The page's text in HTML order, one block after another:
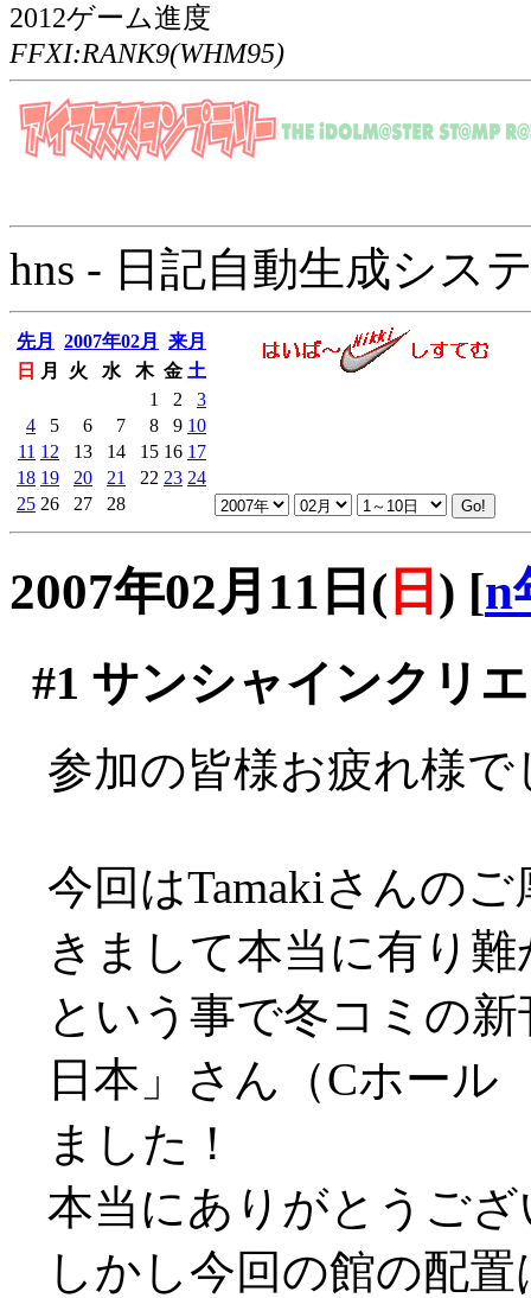
2012ゲーム進度
FFXI:RANK9(WHM95)
hns - 日記自動生成シス
先月 2007年02月
来月
日
月 火 水 木 金 土
1
2
3
4
5 6 7 8 9 10
11 12 13 14 15 16 17
18 19 20 21 22 23 24
25 26 27 28
2007年02月11日( 日 ) [n
#1 サンシャインクリ
参加の皆様お疲れ様で
今回はTamakiさんの
きまして本当に有り
という事で冬コミの
日本」さん（Cホー
ました！
本当にありがとうご
しかし今回の館の配